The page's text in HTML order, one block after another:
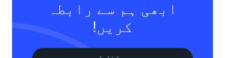
ابھی ہم سے رابطہ
کریں!